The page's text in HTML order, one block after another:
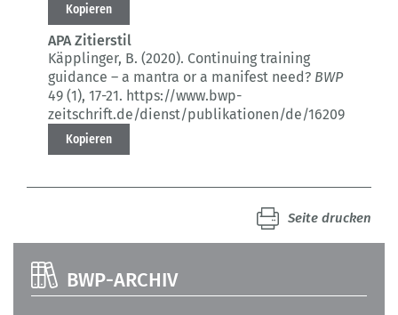
Kopieren
APA Zitierstil
Käpplinger, B. (2020). Continuing training
guidance – a mantra or a manifest need? BWP
49 (1), 17-21. https://www.bwp-
zeitschrift.de/dienst/publikationen/de/16209
Kopieren
Seite drucken
BWP-ARCHIV